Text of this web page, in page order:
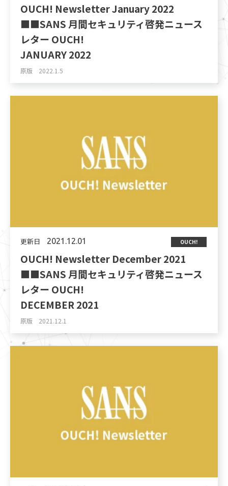
OUCH! Newsletter January 2022
■■SANS 月間セキュリティ啓発ニュース
レター OUCH!
JANUARY 2022
原版 2022.1.5
更新日 2021.12.01 OUCH!
OUCH! Newsletter December 2021
■■SANS 月間セキュリティ啓発ニュース
レター OUCH!
DECEMBER 2021
原版 2021.12.1